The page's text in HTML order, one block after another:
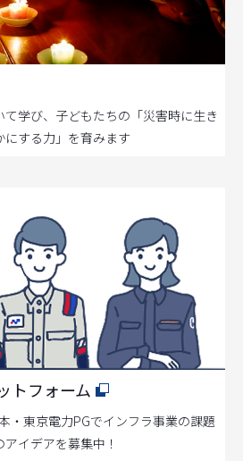
学び、子どもたちの「災害時に生き
する力」を育みます
トフォーム
・東京電力PGでインフラ事業の課題
イデアを募集中！